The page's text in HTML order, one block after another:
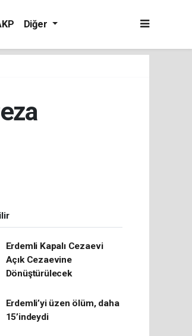
Diğer
Erdemli Kapalı Cezaevi
Açık Cezaevine
Dönüştürülecek
Erdemli’yi üzen ölüm, daha
15’indeydi